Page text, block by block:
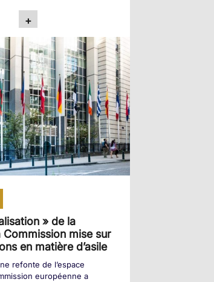
+
» de la
mise sur
en matière d’asile
refonte de l’espace
européenne a